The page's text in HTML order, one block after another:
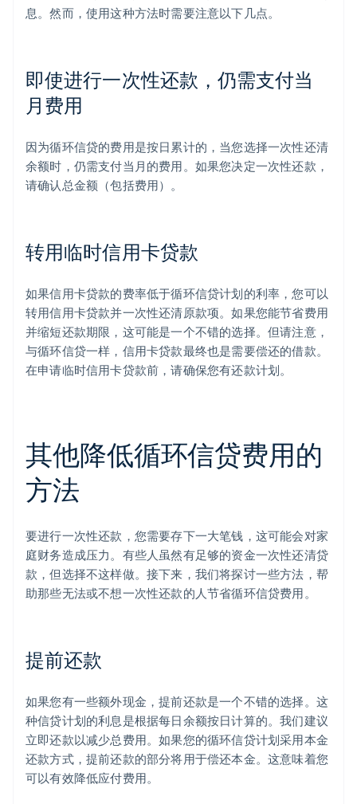
息。然而，使用这种方法时需要注意以下几点。
即使进行一次性还款，仍需支付当
月费用
因为循环信贷的费用是按日累计的，当您选择一次性还清
余额时，仍需支付当月的费用。如果您决定一次性还款，
请确认总金额（包括费用）。
转用临时信用卡贷款
如果信用卡贷款的费率低于循环信贷计划的利率，您可以
转用信用卡贷款并一次性还清原款项。如果您能节省费用
并缩短还款期限，这可能是一个不错的选择。但请注意，
与循环信贷一样，信用卡贷款最终也是需要偿还的借款。
在申请临时信用卡贷款前，请确保您有还款计划。
其他降低循环信贷费用的
方法
要进行一次性还款，您需要存下一大笔钱，这可能会对家
庭财务造成压力。有些人虽然有足够的资金一次性还清贷
款，但选择不这样做。接下来，我们将探讨一些方法，帮
助那些无法或不想一次性还款的人节省循环信贷费用。
提前还款
如果您有一些额外现金，提前还款是一个不错的选择。这
种信贷计划的利息是根据每日余额按日计算的。我们建议
立即还款以减少总费用。如果您的循环信贷计划采用本金
还款方式，提前还款的部分将用于偿还本金。这意味着您
可以有效降低应付费用。